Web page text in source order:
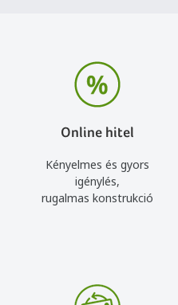
Online hitel
Kényelmes és gyors
igénylés,
rugalmas konstrukció